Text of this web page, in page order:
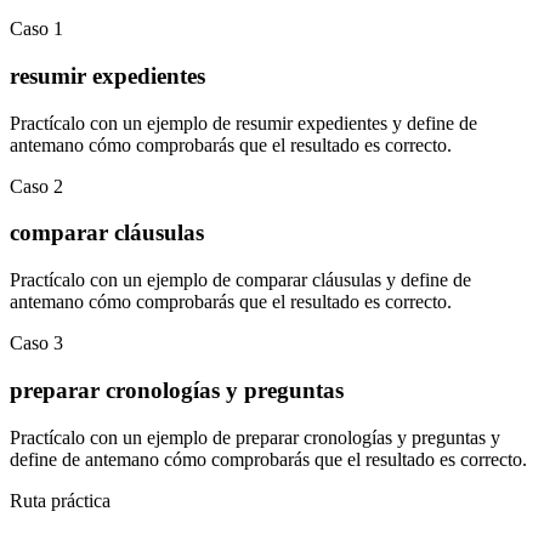
Caso 1
resumir expedientes
Practícalo con un ejemplo de resumir expedientes y define de
antemano cómo comprobarás que el resultado es correcto.
Caso 2
comparar cláusulas
Practícalo con un ejemplo de comparar cláusulas y define de
antemano cómo comprobarás que el resultado es correcto.
Caso 3
preparar cronologías y preguntas
Practícalo con un ejemplo de preparar cronologías y preguntas y
define de antemano cómo comprobarás que el resultado es correcto.
Ruta práctica